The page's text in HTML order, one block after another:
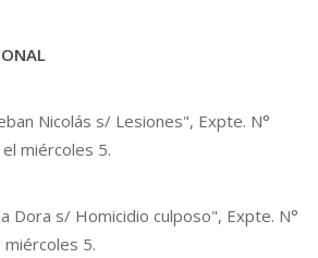
Nicolás s/ Lesiones", Expte. N°
miércoles 5.
Dora s/ Homicidio culposo", Expte. N°
5.